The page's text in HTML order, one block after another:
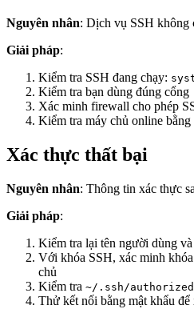
Nguyên nhân: Dịch vụ SSH không
Giải pháp:
Kiểm tra SSH đang chạy:
Kiểm tra bạn dùng đúng cổng
Xác minh firewall cho phép
Kiểm tra máy chủ online bằng
Xác thực thất bại
Nguyên nhân: Thông tin xác thực
Giải pháp:
Kiểm tra lại tên người dùng và
Với khóa SSH, xác minh
chủ
Kiểm tra ~/.ssh/
Thử kết nối bằng mật khẩu